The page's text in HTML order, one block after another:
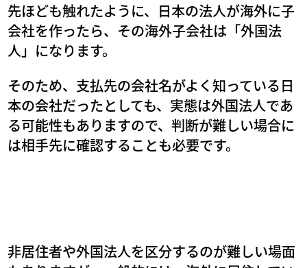
先ほども触れたように、日本の法人が海外に子
会社を作ったら、その海外子会社は「外国法
人」になります。
そのため、支払先の会社名がよく知っている日
本の会社だったとしても、実態は外国法人であ
る可能性もありますので、判断が難しい場合に
は相手先に確認することも必要です。
非居住者や外国法人を区分するのが難しい場面